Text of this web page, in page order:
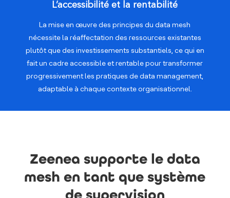
L’accessibilité et la rentabilité
La mise en œuvre des principes du data mesh
nécessite la réaffectation des ressources existantes
plutôt que des investissements substantiels, ce qui en
fait un cadre accessible et rentable pour transformer
progressivement les pratiques de data management,
adaptable à chaque contexte organisationnel.
Zeenea supporte le data
mesh en tant que système